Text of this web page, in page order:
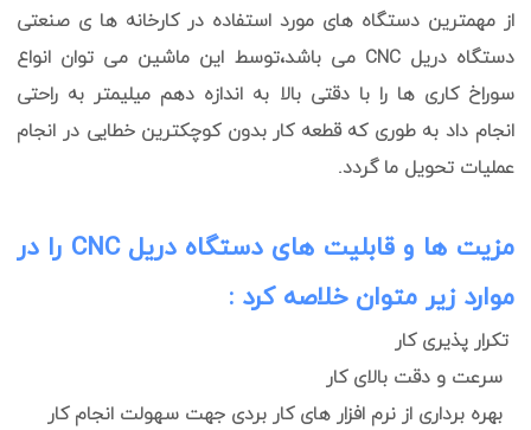
از مهمترین دستگاه های مورد استفاده در کارخانه ها ی صنعتی
دستگاه دریل CNC می باشد،توسط این ماشین می توان انواع
سوراخ کاری ها را با دقتی بالا به اندازه دهم میلیمتر به راحتی
انجام داد به طوری که قطعه کار بدون کوچکترین خطایی در انجام
عملیات تحویل ما گردد.
مزیت ها و قابلیت های دستگاه دریل CNC را در
موارد زیر متوان خلاصه کرد :
تکرار پذیری کار
سرعت و دقت بالای کار
بهره برداری از نرم افزار های کار بردی جهت سهولت انجام کار